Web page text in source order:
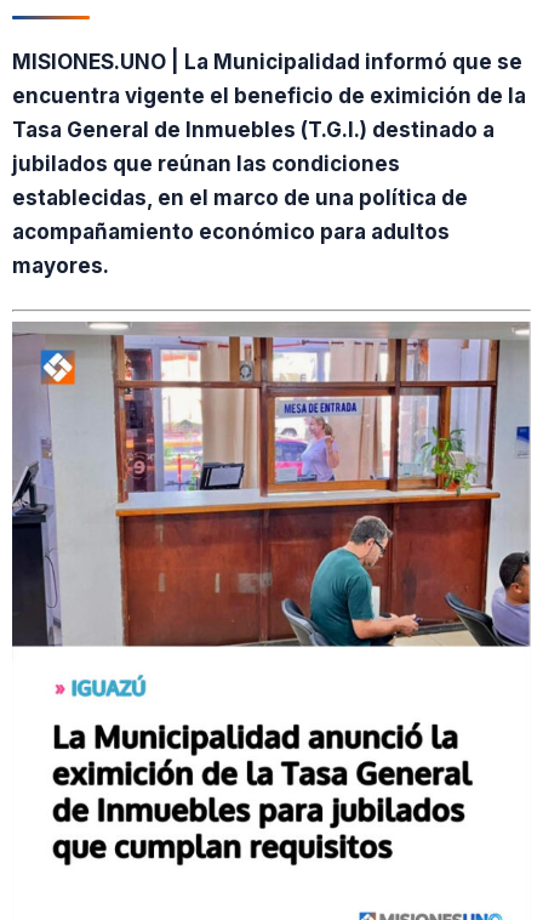
MISIONES.UNO | La Municipalidad informó que se
encuentra vigente el beneficio de eximición de la
Tasa General de Inmuebles (T.G.I.) destinado a
jubilados que reúnan las condiciones
establecidas, en el marco de una política de
acompañamiento económico para adultos
mayores.